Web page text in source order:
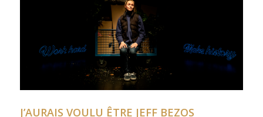
J’AURAIS VOULU ÊTRE JEFF BEZOS